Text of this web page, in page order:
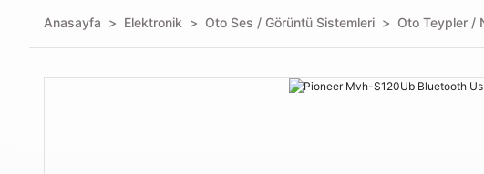
Anasayfa Elektronik Oto Ses / Görüntü Sistemleri Oto Teypler /